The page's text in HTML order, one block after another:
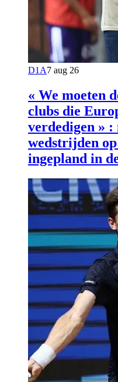
D1A7 aug 26
« We moeten
clubs die
verdedigen » :
wedstrijden
ingepland in